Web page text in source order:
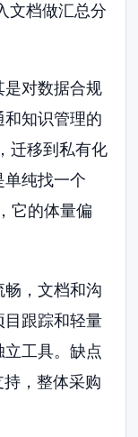
文档做汇总分
是对数据合规
知识管理的
迁移到私有化
单纯找一个
它的体量偏
畅，文档和沟
目跟踪和轻量
工具。缺点
，整体采购